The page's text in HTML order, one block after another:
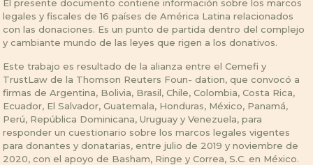
El presente documento contiene información sobre los marcos
legales y fiscales de 16 países de América Latina relacionados
con las donaciones. Es un punto de partida dentro del complejo
y cambiante mundo de las leyes que rigen a los donativos.
Este trabajo es resultado de la alianza entre el Cemefi y
TrustLaw de la Thomson Reuters Foun- dation, que convocó a
firmas de Argentina, Bolivia, Brasil, Chile, Colombia, Costa Rica,
Ecuador, El Salvador, Guatemala, Honduras, México, Panamá,
Perú, República Dominicana, Uruguay y Venezuela, para
responder un cuestionario sobre los marcos legales vigentes
para donantes y donatarias, entre julio de 2019 y noviembre de
2020, con el apoyo de Basham, Ringe y Correa, S.C. en México.